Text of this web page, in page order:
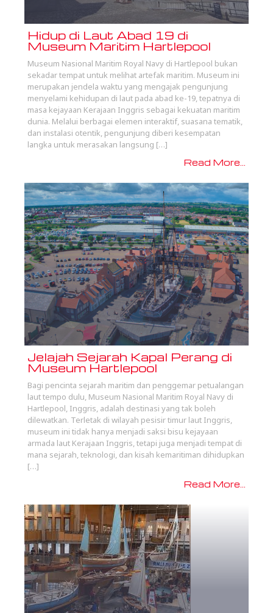
Hidup di Laut Abad 19 di
Museum Maritim Hartlepool
Museum Nasional Maritim Royal Navy di Hartlepool bukan
sekadar tempat untuk melihat artefak maritim. Museum ini
merupakan jendela waktu yang mengajak pengunjung
menyelami kehidupan di laut pada abad ke-19, tepatnya di
masa kejayaan Kerajaan Inggris sebagai kekuatan maritim
dunia. Melalui berbagai elemen interaktif, suasana tematik,
dan instalasi otentik, pengunjung diberi kesempatan
langka untuk merasakan langsung […]
Read More...
Jelajah Sejarah Kapal Perang di
Museum Hartlepool
Bagi pencinta sejarah maritim dan penggemar petualangan
laut tempo dulu, Museum Nasional Maritim Royal Navy di
Hartlepool, Inggris, adalah destinasi yang tak boleh
dilewatkan. Terletak di wilayah pesisir timur laut Inggris,
museum ini tidak hanya menjadi saksi bisu kejayaan
armada laut Kerajaan Inggris, tetapi juga menjadi tempat di
mana sejarah, teknologi, dan kisah kemaritiman dihidupkan
[…]
Read More...